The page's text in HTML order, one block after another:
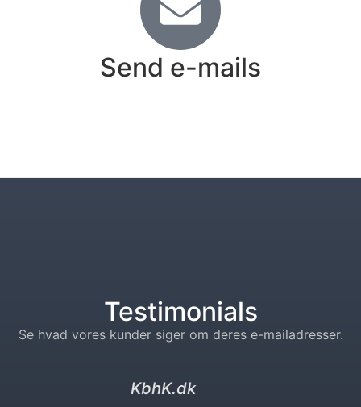
Send e-mails
Testimonials
Se hvad vores kunder siger om deres e-mailadresser.
kebabser. dk